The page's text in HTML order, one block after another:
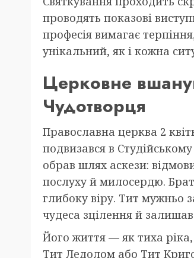
проводять показові
професія вимагає
унікальний, як і кожна
Церковне
Чудотворця
Православна церква 2
подвизався в
обрав шлях аскези:
послуху й милосердю.
глибоку віру. Тит мужньо
чудеса зцілення й
Його життя — як тиха
Тит Ледолом або Тит